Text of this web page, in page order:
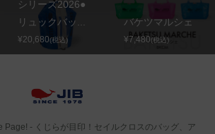
シリーズ2026●
リュックバッ...
¥20,680(税込)
バケツマルシェ
¥7,480(税込)
Page! ‐ くじらが目印！セイルクロスのバッグ、ア